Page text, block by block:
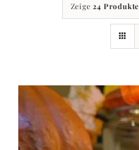
Restaurant
Anfahrt + Kontakt
Zeige 24 Produkte